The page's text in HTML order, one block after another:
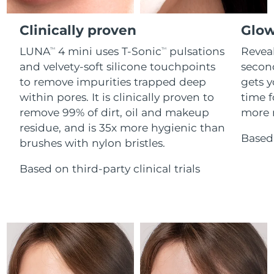
Clinically proven
LUNATM 4 mini uses T-SonicTM
pulsations
and velvety-soft silicone touchpoints
to remove impurities trapped deep
within pores. It is clinically proven to
remove 99% of dirt, oil and makeup
residue, and is 35x more hygienic than
brushes with nylon bristles.
Based on third-party clinical trials
gets
time
more
For healthy hair
18% PAP
Купить
FOREO APP
ПОДРОБНЕЕ
Гибралтар
Ожидаемая дата доставки
Греция
8/10/26
Гонконг (САР)
Ожидаемая дата доставки
8/11/26
Венгрия
Ожидаемая дата доставки
Ирландия
Ожидаемая дата доставки
8/10/26
о-в Мэн
Ожидаемая дата доставки